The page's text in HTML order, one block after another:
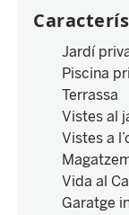
Jardí
Piscina
Terrassa
Vistes al
Vistes a
Vida al
Garatge